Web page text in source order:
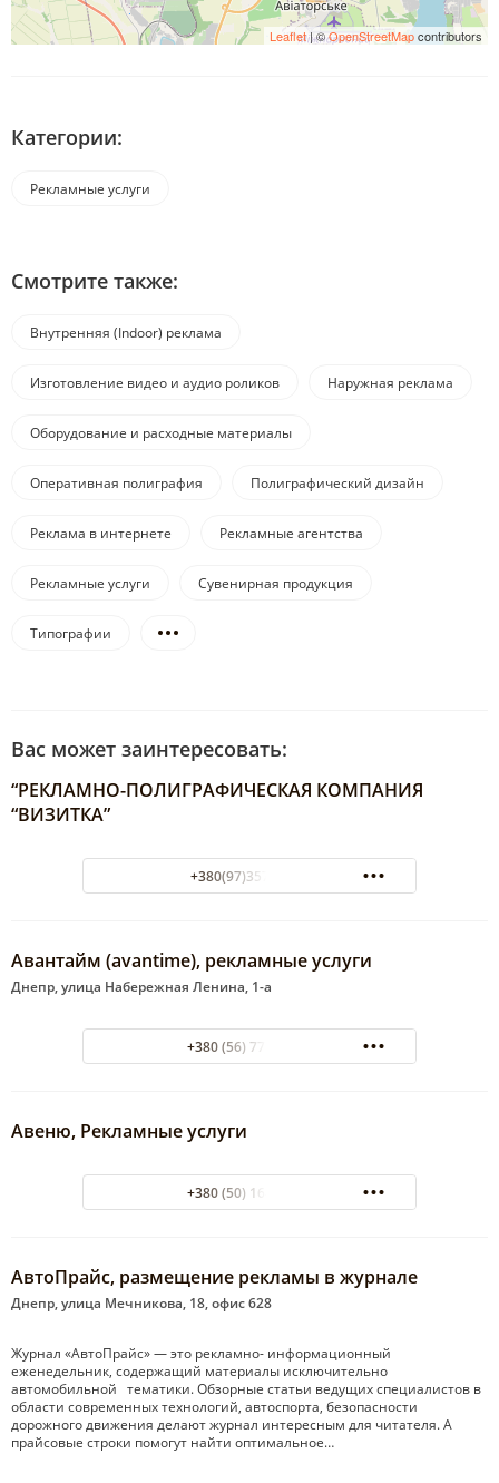
Leaflet| ©OpenStreetMapcontributors
Категории:
Рекламные услуги
Смотрите также:
Внутренняя (Indoor) реклама
Изготовление видео и аудио роликов Наружная реклама
Оборудование и расходные материалы
Оперативная полиграфия Полиграфический дизайн
Реклама в интернете Рекламные агентства
Рекламные услуги Сувенирная продукция
Типографии
Вас может заинтересовать:
“РЕКЛАМНО-ПОЛИГРАФИЧЕСКАЯ КОМПАНИЯ
“ВИЗИТКА”
+380(97)357-22-15
Авантайм (avantime), рекламные услуги
Днепр, улица Набережная Ленина, 1-а
+380 (56) 778-03-03
Авеню, Рекламные услуги
+380 (50) 164-43-45
АвтоПрайс, размещение рекламы в журнале
Днепр, улица Мечникова, 18, офис 628
Журнал «АвтоПрайс» — это рекламно- информационный
еженедельник, содержащий материалы исключительно
автомобильной тематики. Обзорные статьи ведущих специалистов в
области современных технологий, автоспорта, безопасности
дорожного движения делают журнал интересным для читателя. А
прайсовые строки помогут найти оптимальное…